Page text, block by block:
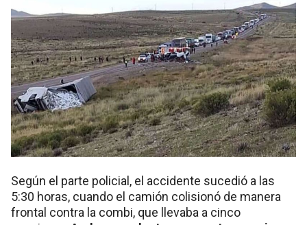
Según el parte policial, el accidente sucedió a las
5:30 horas, cuando el camión colisionó de manera
frontal contra la combi, que llevaba a cinco